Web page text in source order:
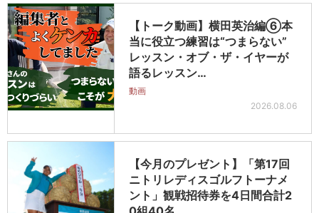
【トーク動画】横田英治編⑥本
当に役立つ練習は“つまらない”
レッスン・オブ・ザ・イヤーが
語るレッスン…
動画
2026.08.06
【今月のプレゼント】「第17回
ニトリレディスゴルフトーナメ
ント」観戦招待券を4日間合計2